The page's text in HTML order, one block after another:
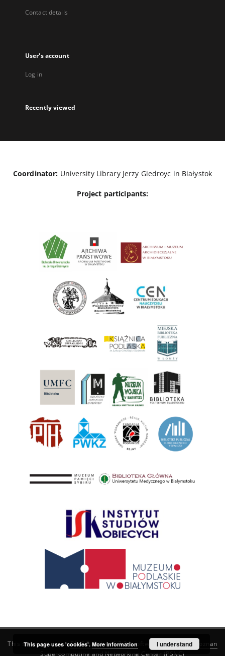
Contact details
User's account
Log in
Recently viewed
Coordinator: University Library Jerzy Giedroyc in Białystok
Project participants:
This service runs onDInGO dLibra 6.3.21software created by
Poznan
Supercomputing and Networking Center (PSNC)
This page uses 'cookies'. More information I understand